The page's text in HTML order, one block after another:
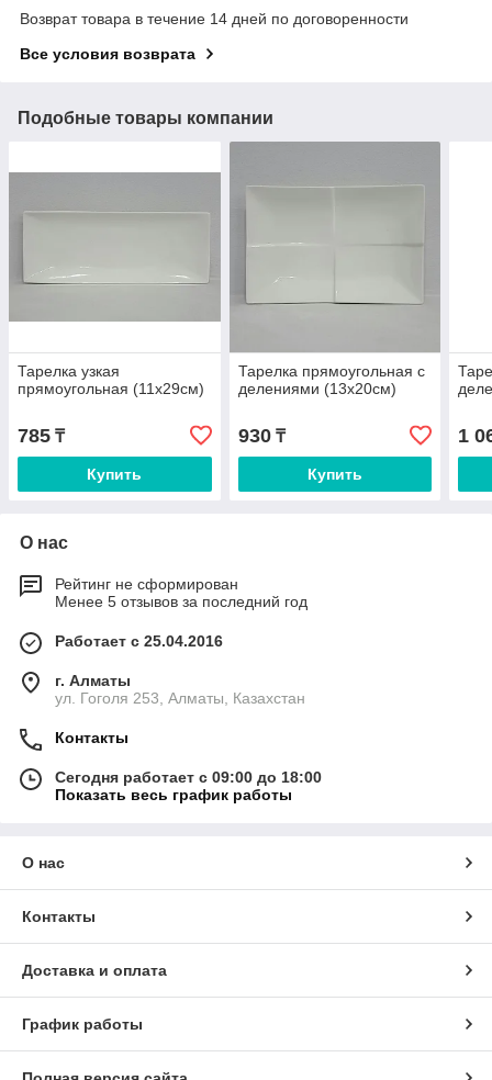
Возврат товара в течение 14 дней по договоренности
Все условия возврата
Подобные товары компании
Тарелка узкая
прямоугольная (11х29см)
785 ₸
Купить
Тарелка прямоугольная с
делениями (13х20см)
930₸
Купить
1
О нас
Рейтинг не сформирован
Менее 5 отзывов за последний год
Работает с 25.04.2016
г. Алматы
ул. Гоголя 253, Алматы, Казахстан
Контакты
Сегодня работает с 09:00 до 18:00
Показать весь график работы
О нас
Контакты
Доставка и оплата
График работы